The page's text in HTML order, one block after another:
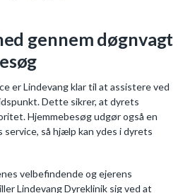
gennem døgnvagt
er Lindevang klar til at assistere ved
Dette sikrer, at dyrets
Hjemmebesøg udgør også en
service, så hjælp kan ydes i dyrets
velbefindende og ejerens
Lindevang Dyreklinik sig ved at